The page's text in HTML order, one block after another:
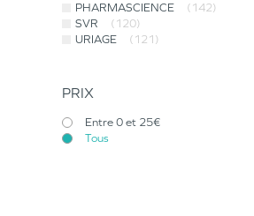
PHARMASCIENCE
(142)
SVR
(120)
URIAGE
(121)
PRIX
Entre 0 et 25€
Tous